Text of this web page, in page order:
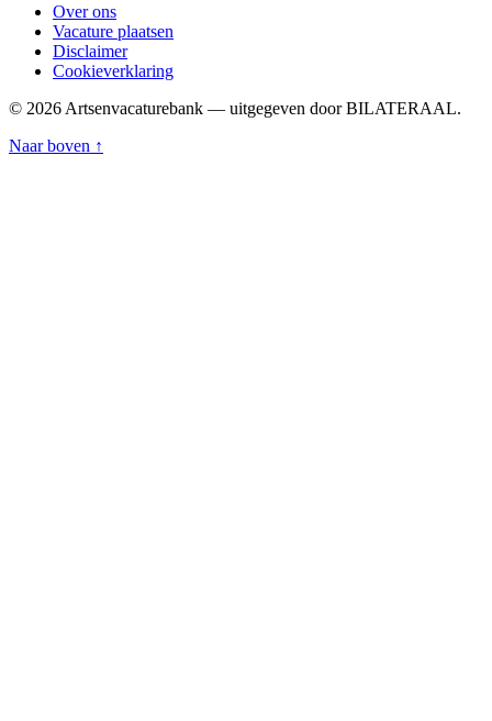
Over ons
Vacature plaatsen
Disclaimer
Cookieverklaring
© 2026 Artsenvacaturebank — uitgegeven door BILATERAAL.
Naar boven ↑